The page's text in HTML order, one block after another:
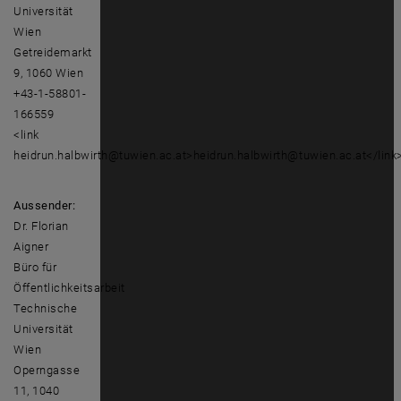
Universität
Wien
Getreidemarkt
9, 1060 Wien
+43-1-58801-
166559
<link
heidrun.halbwirth@tuwien.ac.at>heidrun.halbwirth@tuwien.ac.at</
Aussender:
Dr. Florian
Aigner
Büro für
Öffentlichkeitsarbeit
Technische
Universität
Wien
Operngasse
11, 1040